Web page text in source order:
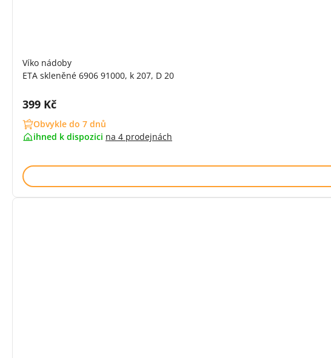
Víko nádoby
ETA skleněné 6906 91000, k 207, D 20
Cena s DPH:
399 Kč
Obvykle do 7 dnů
ihned k dispozici na 4 prodejnách